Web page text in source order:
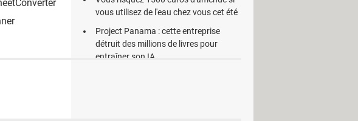
vous utilisez de l'eau chez vous cet été
Project Panama : cette entreprise
détruit des millions de livres pour
entraîner son IA